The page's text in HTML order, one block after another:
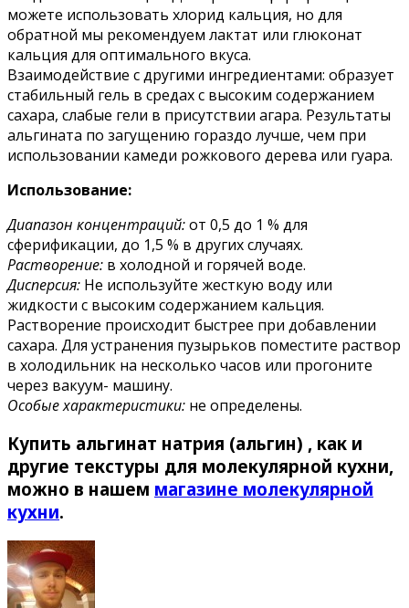
можете использовать хлорид кальция, но для
обратной мы рекомендуем лактат или глюконат
кальция для оптимального вкуса.
Взаимодействие с другими ингредиентами: образует
стабильный гель в средах с высоким содержанием
сахара, слабые гели в присутствии агара. Результаты
альгината по загущению гораздо лучше, чем при
использовании камеди рожкового дерева или гуара.
Использование:
Диапазон концентраций:от 0,5 до 1 % для
сферификации, до 1,5 % в других случаях.
Растворение: в холодной и горячей воде.
Дисперсия: Не используйте жесткую воду или
жидкости с высоким содержанием кальция.
Растворение происходит быстрее при добавлении
сахара. Для устранения пузырьков поместите раствор
в холодильник на несколько часов или прогоните
через вакуум- машину.
Особые характеристики: не определены.
Купить альгинат натрия (альгин) , как и
другие текстуры для молекулярной кухни,
можно в нашем магазине молекулярной
кухни.